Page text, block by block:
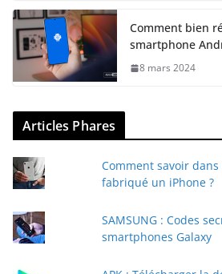
Comment bien
smartphone
8 mars 2024
Articles Phares
Comment savoir
fabriqué un iPhone ?
SAMSUNG : Codes
smartphones Galaxy